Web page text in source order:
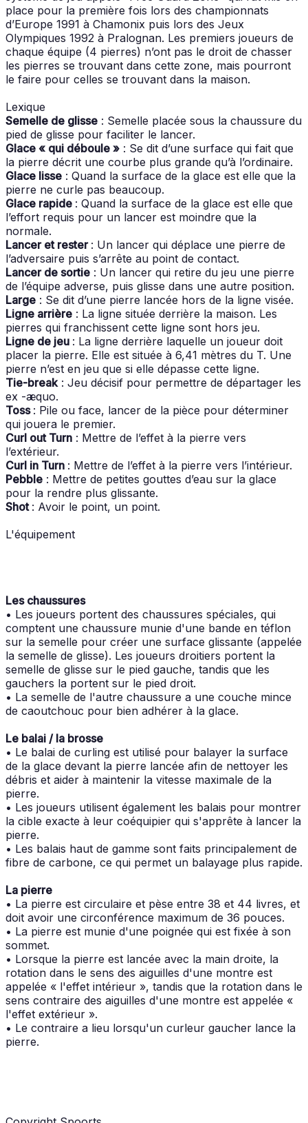
place pour la première fois lors des championnats
d’Europe 1991 à Chamonix puis lors des Jeux
Olympiques 1992 à Pralognan. Les premiers joueurs de
chaque équipe (4 pierres) n’ont pas le droit de chasser
les pierres se trouvant dans cette zone, mais pourront
le faire pour celles se trouvant dans la maison.
Lexique
Semelle de glisse : Semelle placée sous la chaussure du
pied de glisse pour faciliter le lancer.
Glace « qui déboule » : Se dit d’une surface qui fait que
la pierre décrit une courbe plus grande qu’à l’ordinaire.
Glace lisse : Quand la surface de la glace est elle que la
pierre ne curle pas beaucoup.
Glace rapide : Quand la surface de la glace est elle que
l’effort requis pour un lancer est moindre que la
normale.
Lancer et rester : Un lancer qui déplace une pierre de
l’adversaire puis s’arrête au point de contact.
Lancer de sortie : Un lancer qui retire du jeu une pierre
de l’équipe adverse, puis glisse dans une autre position.
Large : Se dit d’une pierre lancée hors de la ligne visée.
Ligne arrière : La ligne située derrière la maison. Les
pierres qui franchissent cette ligne sont hors jeu.
Ligne de jeu : La ligne derrière laquelle un joueur doit
placer la pierre. Elle est située à 6,41 mètres du T. Une
pierre n’est en jeu que si elle dépasse cette ligne.
Tie-break: Jeu décisif pour permettre de départager les
ex -æquo.
Toss : Pile ou face, lancer de la pièce pour déterminer
qui jouera le premier.
Curl out Turn : Mettre de l’effet à la pierre vers
l’extérieur.
Curl in Turn : Mettre de l’effet à la pierre vers l’intérieur.
Pebble : Mettre de petites gouttes d’eau sur la glace
pour la rendre plus glissante.
Shot : Avoir le point, un point.
L'équipement
Les chaussures
• Les joueurs portent des chaussures spéciales, qui
comptent une chaussure munie d'une bande en téflon
sur la semelle pour créer une surface glissante (appelée
la semelle de glisse). Les joueurs droitiers portent la
semelle de glisse sur le pied gauche, tandis que les
gauchers la portent sur le pied droit.
• La semelle de l'autre chaussure a une couche mince
de caoutchouc pour bien adhérer à la glace.
Le balai / la brosse
• Le balai de curling est utilisé pour balayer la surface
de la glace devant la pierre lancée afin de nettoyer les
débris et aider à maintenir la vitesse maximale de la
pierre.
• Les joueurs utilisent également les balais pour montrer
la cible exacte à leur coéquipier qui s'apprête à lancer la
pierre.
• Les balais haut de gamme sont faits principalement de
fibre de carbone, ce qui permet un balayage plus rapide.
La pierre
• La pierre est circulaire et pèse entre 38 et 44 livres, et
doit avoir une circonférence maximum de 36 pouces.
• La pierre est munie d'une poignée qui est fixée à son
sommet.
• Lorsque la pierre est lancée avec la main droite, la
rotation dans le sens des aiguilles d'une montre est
appelée « l'effet intérieur », tandis que la rotation dans le
sens contraire des aiguilles d'une montre est appelée «
l'effet extérieur ».
• Le contraire a lieu lorsqu'un curleur gaucher lance la
pierre.